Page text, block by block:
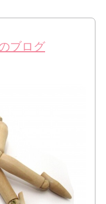
ブログ